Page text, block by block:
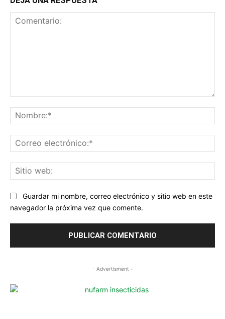
Guardar mi nombre, correo electrónico y sitio web en este
navegador la próxima vez que comente.
- Advertisment -